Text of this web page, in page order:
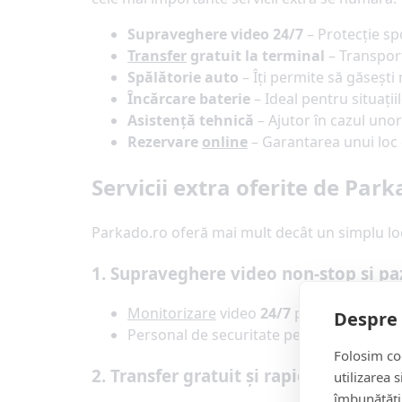
Folosim
utilizarea
Supraveghere video 24/7 – Protecție
Transfer gratuit la terminal –
Spălătorie auto – Îți permite să
Încărcare baterie – Ideal pentru
Asistență tehnică – Ajutor în cazul
Rezervare online – Garantarea unui
Servicii extra oferite de
Parkado.ro oferă mai mult decât un simplu
1. Supraveghere video non-stop și
Monitorizare video 24/7 pentru
Personal de securitate pentru protecție
2. Transfer gratuit și rapid la terminal